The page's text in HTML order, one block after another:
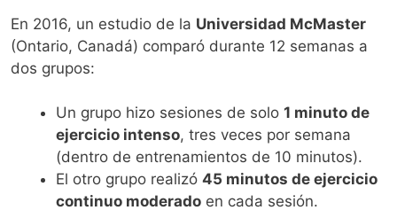
En 2016, un estudio de la Universidad McMaster
(Ontario, Canadá) comparó durante 12 semanas a
dos grupos:
Un grupo hizo sesiones de solo 1 minuto de
ejercicio intenso, tres veces por semana
(dentro de entrenamientos de 10 minutos).
El otro grupo realizó 45 minutos de ejercicio
continuo moderado en cada sesión.